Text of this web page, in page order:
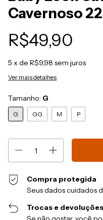
Cavernoso 22
R$49,90
5 x de R$9,98 sem juros
Ver mais detalhes
Tamanho: G
G GG M P
Compra protegida
Seus dados cuidados
Trocas e devoluções